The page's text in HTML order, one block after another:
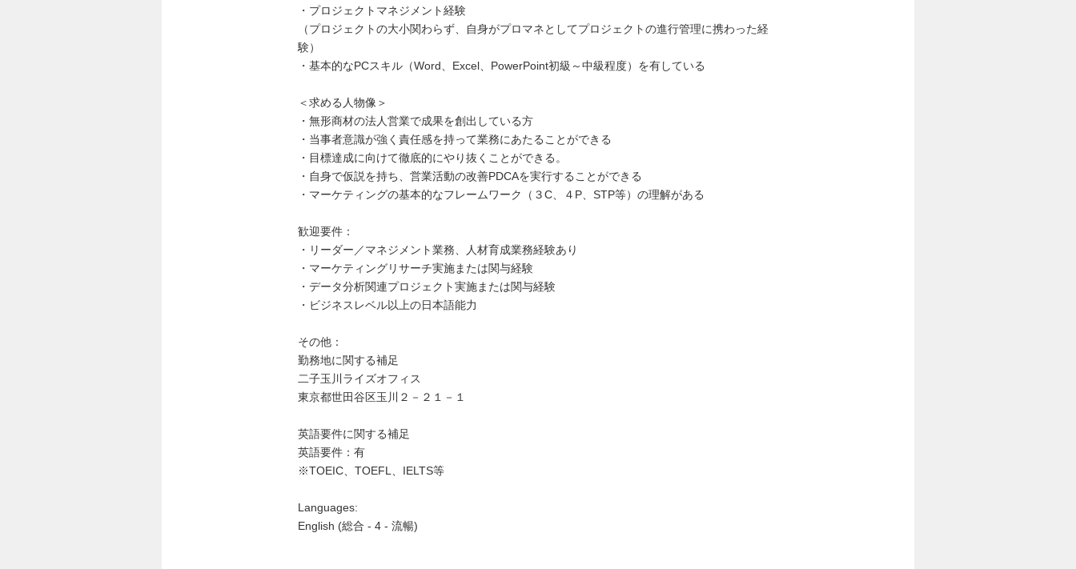
・プロジェクトマネジメント経験
（プロジェクトの大小関わらず、自身がプロマネとしてプロジェクトの進行管理に携わった経
験）
・基本的なPCスキル（Word、Excel、PowerPoint初級～中級程度）を有している
＜求める人物像＞
・無形商材の法人営業で成果を創出している方
・当事者意識が強く責任感を持って業務にあたることができる
・目標達成に向けて徹底的にやり抜くことができる。
・自身で仮説を持ち、営業活動の改善PDCAを実行することができる
・マーケティングの基本的なフレームワーク（３C、４P、STP等）の理解がある
歓迎要件：
・リーダー／マネジメント業務、人材育成業務経験あり
・マーケティングリサーチ実施または関与経験
・データ分析関連プロジェクト実施または関与経験
・ビジネスレベル以上の日本語能力
その他：
勤務地に関する補足
二子玉川ライズオフィス
東京都世田谷区玉川２－２１－１
英語要件に関する補足
英語要件：有
※TOEIC、TOEFL、IELTS等
Languages:
English (総合 - 4 - 流暢)